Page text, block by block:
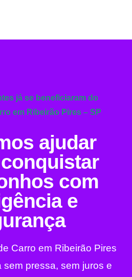
já se beneficiaram do
em Ribeirão Pires – SP
ajudar
com
e
Carro em Ribeirão Pires
sem pressa, sem juros e